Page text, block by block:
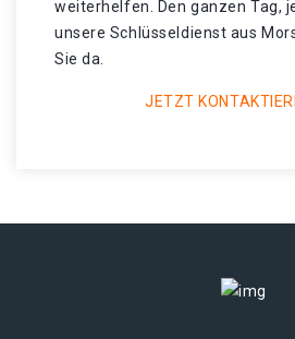
weiterhelfen. Den ganzen Tag,
unsere Schlüsseldienst aus
Sie da.
JETZT